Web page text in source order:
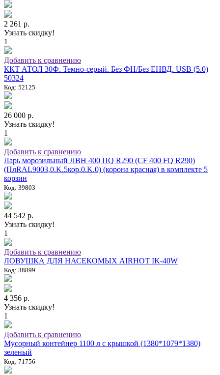
2 261 р.
Узнать скидку!
1
Добавить к сравнению
ККТ АТОЛ 30Ф. Темно-серый. Без ФН/Без ЕНВД. USB (5.0)
50324
Код: 52125
26 000 р.
Узнать скидку!
1
Добавить к сравнению
Ларь морозильный ЛВН 400 ПQ R290 (СF 400 FQ R290)
(ПлRAL9003,0.K.5кор.0.K.0) (корона красная) в комплекте 5
корзин
Код: 39803
44 542 р.
Узнать скидку!
1
Добавить к сравнению
ЛОВУШКА ДЛЯ НАСЕКОМЫХ AIRHOT IK-40W
Код: 38899
4 356 р.
Узнать скидку!
1
Добавить к сравнению
Мусорный контейнер 1100 л с крышкой (1380*1079*1380)
зеленый
Код: 71756